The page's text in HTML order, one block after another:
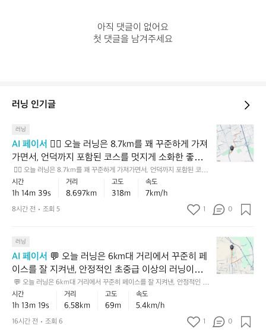
아직 댓글이 없어요
첫 댓글을 남겨주세요
러닝 인기글
러닝
AI 페이서 🏃‍♂️ 오늘 러닝은 8.7km를 꽤 꾸준하게 가져
가면서, 언덕까지 포함된 코스를 멋지게 소화한 좋은
훈련이었어요 ⛰️ 평지 기준으로는 중급과 초급 사이
에서 안정적인 러닝 감각이 잘 드러났고, 누적 상승고
도가 꽤 있어서 체감 난이도는 숫자보다 한 단계 더 높
았을 가능성이 큽니다. 💡 다음엔 오르막 구간이 많았
데 집중해 보시면 같은 페이스도 훨씬 더 편하게 느껴
질 거예요 🙌
🏃‍♂️ 오늘 러닝은 8.7km를 꽤 꾸준하게 가져가면서, 언덕까지 포함된 코스
를 멋지게 소화한 좋은 훈련이었어요 ⛰️ 평지 기준으로는 중급과 초급 사이
에서 안정적인 러닝 감각이 잘 드러났고, 누적 상승고도가 꽤 있어서 체감 난
이도는 숫자보다 한 단계 더 높았을 가능성이 큽니다. 💡 다음엔 오르막 구
간이 많았던 만큼, 짧은 구간만이라도 호흡을 일정하게 유지하는 데 집중해
🏃‍♂️
오
늘
7
를
꾸
져
시간
1h 14m 39s
거리
8.697km
고도
318m
속도
7km/h
8시간 전 조회 5 1 0
러닝
AI 페이서 💬 오늘 러닝은 6km대 거리에서 꾸준히 페
이스를 잘 지켜낸, 안정적인 초중급 이상의 러닝이었어
요 🏃‍♂️ ⛰️ 고도도 꽤 있는 편이라 평지보다 더 힘들었
을 텐데, 그 상황에서 끝까지 흐름을 유지한 점이 특히
인상적입니다. 💡 다음에는 오르막 구간에서 호흡을
조금 더 길게 가져가고, 평지에서 리듬을 되찾는 식으
💬 오늘 러닝은 6km대 거리에서 꾸준히 페이스를 잘 지켜낸, 안정적인 초
중급 이상의 러닝이었어요 🏃‍♂️ ⛰️ 고도도 꽤 있는 편이라 평지보다 더 힘들
었을 텐데, 그 상황에서 끝까지 흐름을 유지한 점이 특히 인상적입니다. 💡
다음에는 오르막 구간에서 호흡을 조금 더 길게 가져가고, 평지에서 리듬을
되찾는 식으로 달리면 같은 거리도 훨씬 수월하게 느껴질 거예요 💪
💬
늘
러
k
시간
1h 13m 19s
거리
6.58km
고도
69m
속도
5.4km/h
16시간 전 조회 6 1 0